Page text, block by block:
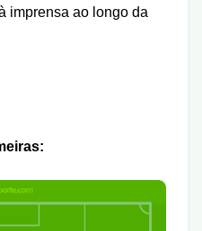
imprensa ao longo da